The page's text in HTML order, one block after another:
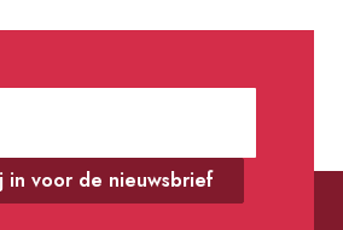
in voor de nieuwsbrief